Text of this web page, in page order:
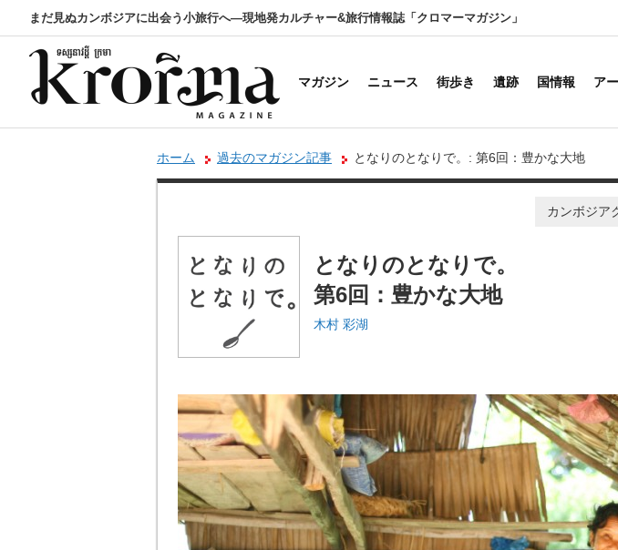
まだ見ぬカンボジアに出会う小旅行へ―現地発カルチャー&旅行情報誌「クロマーマガジン」
マガジン ニュース 街歩き 遺跡 国情報 ア
ホーム 過去のマガジン記事 となりのとなりで。: 第6回：豊かな大地
カンボジア
となりのとなりで。
第6回：豊かな大地
木村 彩湖